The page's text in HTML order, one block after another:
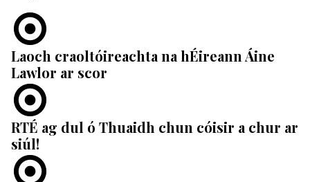
Laoch craoltóireachta na hÉireann Áine
Lawlor ar scor
RTÉ ag dul ó Thuaidh chun cóisir a chur ar
siúl!